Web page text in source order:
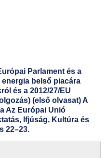
Parlament és a
belső piacára
és a 2012/27/EU
(első olvasat) A
Az Európai Unió
Ifjúság, Kultúra és
22–23.